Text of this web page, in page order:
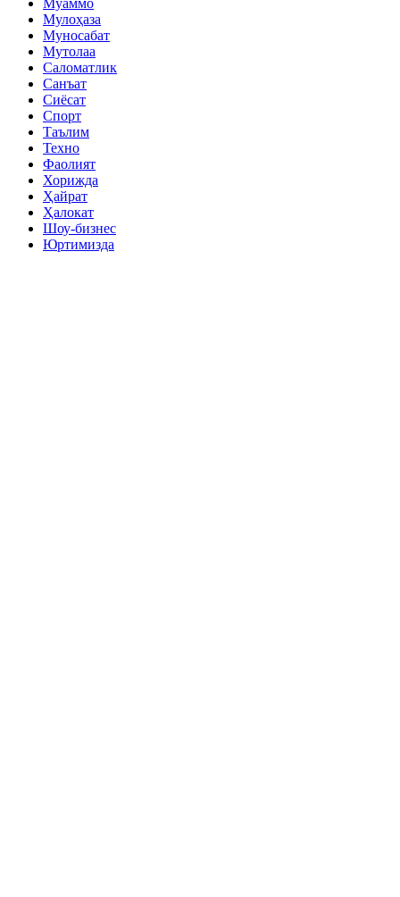
Муаммо
Мулоҳаза
Муносабат
Мутолаа
Саломатлик
Санъат
Сиёсат
Спорт
Таълим
Техно
Фаолият
Хорижда
Ҳайрат
Ҳалокат
Шоу-бизнес
Юртимизда